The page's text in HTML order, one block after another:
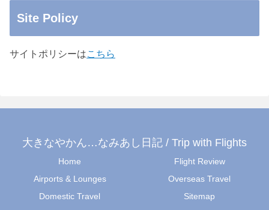
Site Policy
サイトポリシーはこちら
大きなやかん…なみあし日記 / Trip with Flights
Home
Flight Review
Airports & Lounges
Overseas Travel
Domestic Travel
Sitemap